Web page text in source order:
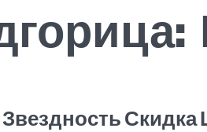
ЗвездностьСкидка